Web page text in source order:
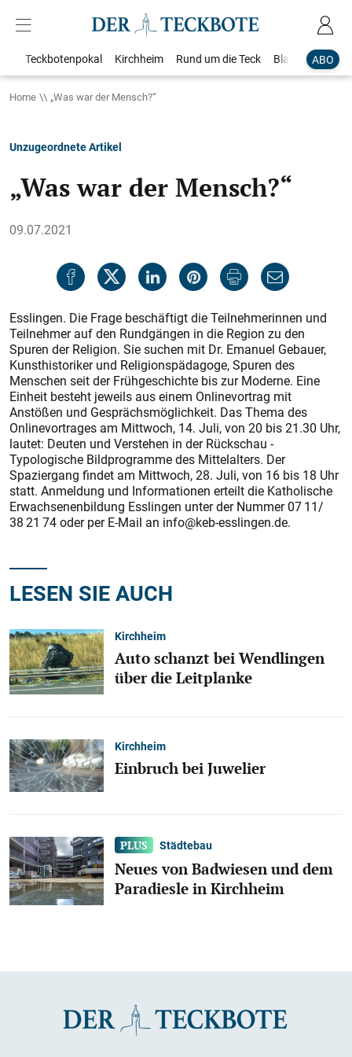
ABO
Teckbotenpokal Kirchheim Rund um die Teck Blaulicht
Home „Was war der Mensch?“
Unzugeordnete Artikel
„Was war der Mensch?“
09.07.2021
Esslingen. Die Frage beschäftigt die Teilnehmerinnen und
Teilnehmer auf den Rundgängen in die Region zu den
Spuren der Religion. Sie suchen mit Dr. Emanuel Gebauer,
Kunsthistoriker und Religionspädagoge, Spuren des
Menschen seit der Frühgeschichte bis zur Moderne. Eine
Einheit besteht jeweils aus einem Onlinevortrag mit
Anstößen und Gesprächsmöglichkeit. Das Thema des
Onlinevortrages am Mittwoch, 14. Juli, von 20 bis 21.30 Uhr,
lautet: Deuten und Verstehen in der Rückschau -
Typologische Bildprogramme des Mittelalters. Der
Spaziergang findet am Mittwoch, 28. Juli, von 16 bis 18 Uhr
statt. Anmeldung und Informationen erteilt die Katholische
Erwachsenenbildung Esslingen unter der Nummer 07 11/
38 21 74 oder per E-Mail an info@keb-esslingen.de.
LESEN SIE AUCH
Kirchheim
Auto schanzt bei Wendlingen
über die Leitplanke
Kirchheim
Einbruch bei Juwelier
Städtebau
Neues von Badwiesen und dem
Paradiesle in Kirchheim